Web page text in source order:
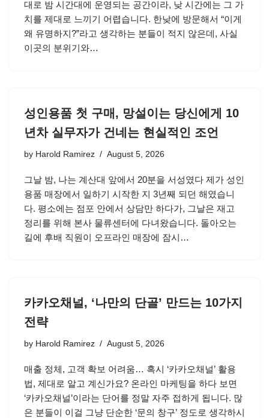
대로 밤 시간대에 운영되는 공간이라, 낮 시간에는 그 가
치를 제대로 느끼기 어렵습니다. 한낮에 방문해서 “이게
왜 유명하지?”라고 생각하는 분들이 적지 않은데, 사실
이곳의 분위기와…
성인용품 첫 구매, 망설이는 당신에게 10
년차 실무자가 건네는 현실적인 조언
by Harold Ramirez August 5, 2026
그날 밤, 나는 계산대 앞에서 20분을 서성였다 제가 성인
용품 매장에서 일하기 시작한 지 3년째 되던 해였습니
다. 평소에는 점포 안에서 상담만 하다가, 그날은 재고
정리를 위해 본사 물류센터에 다녀왔습니다. 돌아오는
길에 후배 직원이 오프라인 매장에 잠시…
카카오채널, ‘나만의 단골’ 만드는 10가지
전략
by Harold Ramirez August 5, 2026
매출 정체, 고객 확보 어려움… 혹시 ‘카카오채널’ 활용
법, 제대로 알고 계신가요? 온라인 마케팅을 하다 보면
‘카카오채널’이라는 단어를 정말 자주 접하게 됩니다. 많
은 분들이 이걸 그냥 단순한 ‘문의 창구’ 정도로 생각하시